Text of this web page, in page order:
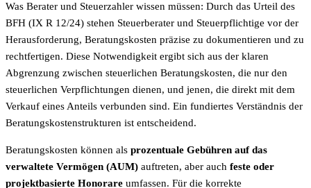
Was Berater und Steuerzahler wissen müssen: Durch das Urteil des
BFH (IX R 12/24) stehen Steuerberater und Steuerpflichtige vor der
Herausforderung, Beratungskosten präzise zu dokumentieren und zu
rechtfertigen. Diese Notwendigkeit ergibt sich aus der klaren
Abgrenzung zwischen steuerlichen Beratungskosten, die nur den
steuerlichen Verpflichtungen dienen, und jenen, die direkt mit dem
Verkauf eines Anteils verbunden sind. Ein fundiertes Verständnis der
Beratungskostenstrukturen ist entscheidend.
Beratungskosten können als prozentuale Gebühren auf das
verwaltete Vermögen (AUM) auftreten, aber auch feste oder
projektbasierte Honorare umfassen. Für die korrekte